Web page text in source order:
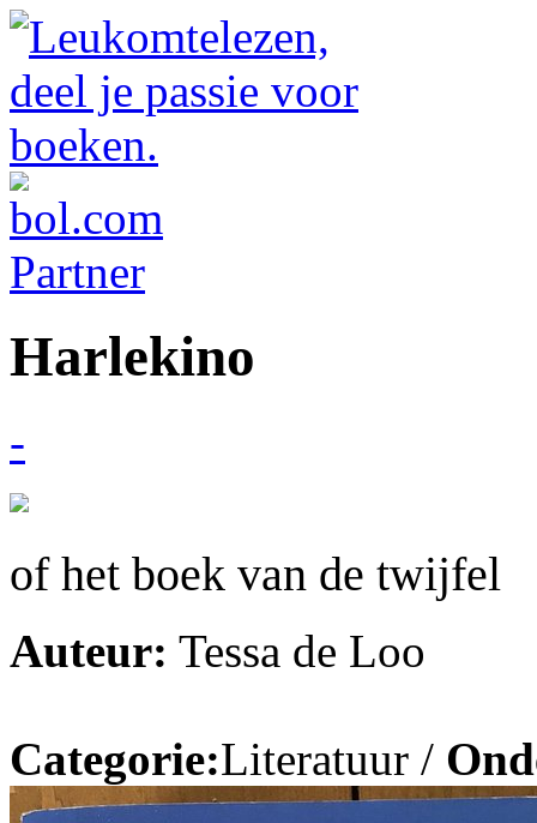
Harlekino
-
of het boek van de twijfel
Auteur: Tessa de Loo
Categorie:Literatuur /